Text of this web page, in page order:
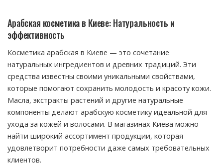
Арабская косметика в Киеве: Натуральность и
эффективность
Косметика арабская в Киеве — это сочетание
натуральных ингредиентов и древних традиций. Эти
средства известны своими уникальными свойствами,
которые помогают сохранить молодость и красоту кожи.
Масла, экстракты растений и другие натуральные
компоненты делают арабскую косметику идеальной для
ухода за кожей и волосами. В магазинах Киева можно
найти широкий ассортимент продукции, которая
удовлетворит потребности даже самых требовательных
клиентов.